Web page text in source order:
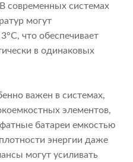
современных системах
могут
что обеспечивает
в одинаковых
важен в системах,
элементов,
батареи емкостью
энергии даже
могут усиливать